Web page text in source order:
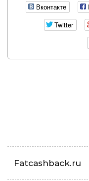
Вконтакте
Twitter
Fatcashback.ru